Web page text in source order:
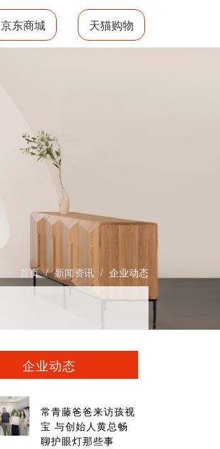
京东商城 天猫购物
首页 / 新闻资讯 / 企业动态
企业动态
常青藤爸爸来访孩视
宝 与创始人黄总畅
聊护眼灯那些事